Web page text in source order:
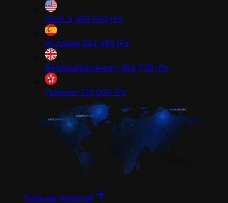
США 3,420,000 IPs
Испания 823,485 IPs
Великобритания 1,364,739 IPs
Гонконг 175,000 IPs
Больше локаций